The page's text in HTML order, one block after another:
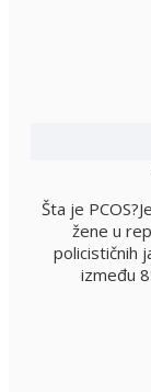
Šta je
žene u
policističnih
između